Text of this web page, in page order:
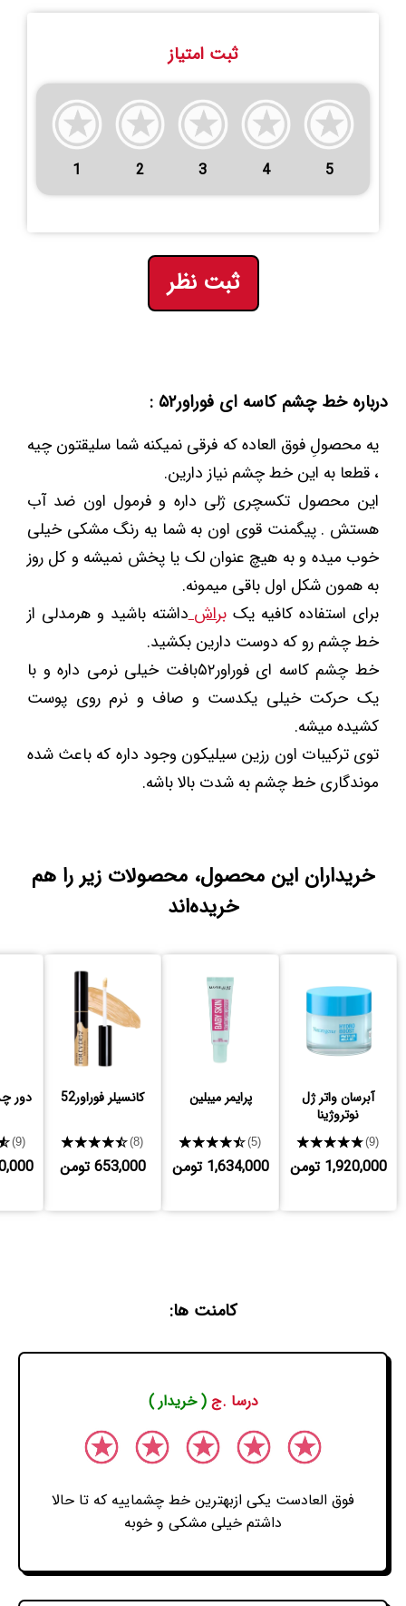
ثبت امتیاز
1 2 3 4 5
ثبت نظر
درباره خط چشم کاسه ای فوراور۵۲ :
یه محصولِ فوق العاده که فرقی نمیکنه شما سلیقتون چیه
، قطعا به این خط چشم نیاز دارین.
این محصول تکسچری ژلی داره و فرمول اون ضد آب
هستش . پیگمنت قوی اون به شما یه رنگ مشکی خیلی
خوب میده و به هیچ عنوان لک یا پخش نمیشه و کل روز
به همون شکل اول باقی میمونه.
برای استفاده کافیه یک براشداشته باشید و هرمدلی از
خط چشم رو که دوست دارین بکشید.
خط چشم کاسه ای فوراور۵۲بافت خیلی نرمی داره و با
یک حرکت خیلی یکدست و صاف و نرم روی پوست
کشیده میشه.
توی ترکیبات اون رزین سیلیکون وجود داره که باعث شده
موندگاری خط چشم به شدت بالا باشه.
خریداران این محصول، محصولات زیر را هم
خریده‌اند
آبرسان واتر ژل
نوتروژینا
★★★★★(9)
1,920,000 تومن
پرایمر میبلین
★★★★★(5)
1,634,000 تومن
کانسیلر فوراور52
★★★★★(8)
653,000 تومن
دور
(9)
کامنت ها:
درسا .ج( خریدار )
فوق العادست یکی ازبهترین خط چشماییه که تا حالا
داشتم خیلی مشکی و خوبه